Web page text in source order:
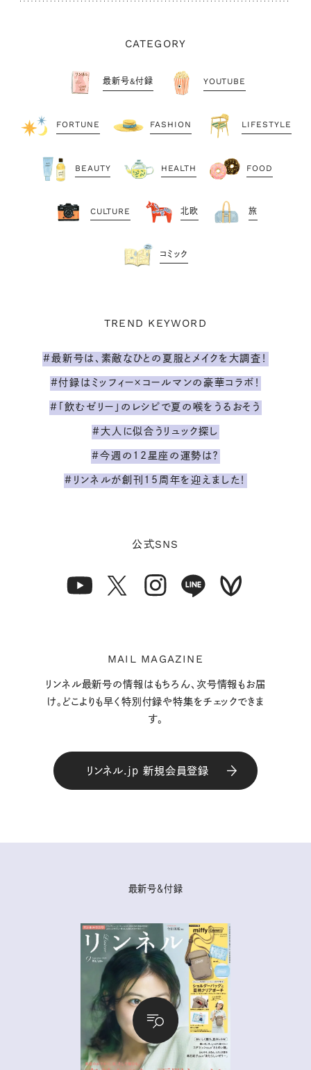
CATEGORY
最新号&付録 YOUTUBE
FORTUNE FASHION LIFESTYLE
BEAUTY HEALTH FOOD
CULTURE 北欧 旅
コミック
TREND KEYWORD
#最新号は、素敵なひとの夏服とメイクを大調査！
#付録はミッフィー×コールマンの豪華コラボ！
#「飲むゼリー」のレシピで夏の喉をうるおそう
#大人に似合うリュック探し
#今週の12星座の運勢は？
#リンネルが創刊15周年を迎えました！
公式SNS
MAIL MAGAZINE
リンネル最新号の情報はもちろん、次号情報もお届
け。どこよりも早く特別付録や特集をチェックできま
す。
リンネル.jp 新規会員登録
最新号＆付録